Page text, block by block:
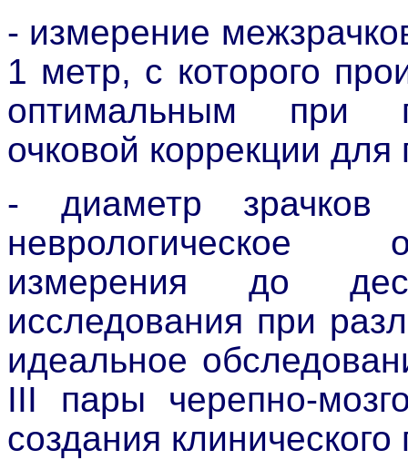
- измерение
1 метр, с которого
оптимальным при
очковой коррекции
- диаметр зрачков
неврологическое
измерения до
исследования при
идеальное
III пары черепно-
создания